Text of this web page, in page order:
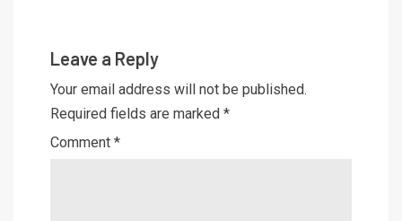
Leave a Reply
Your email address will not be published.
Required fields are marked *
Comment *